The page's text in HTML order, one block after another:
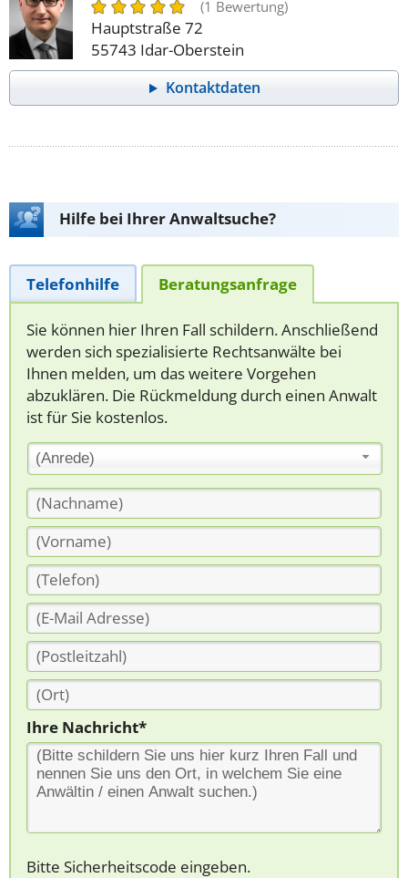
(1 Bewertung)
Hauptstraße 72
55743 Idar-Oberstein
Kontaktdaten
Hilfe bei Ihrer Anwaltsuche?
Telefonhilfe Beratungsanfrage
Sie können hier Ihren Fall schildern. Anschließend
werden sich spezialisierte Rechtsanwälte bei
Ihnen melden, um das weitere Vorgehen
abzuklären. Die Rückmeldung durch einen Anwalt
ist für Sie kostenlos.
(Anrede)
Ihre Nachricht*
Bitte Sicherheitscode eingeben.